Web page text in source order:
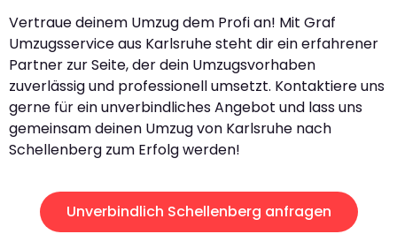
Vertraue deinem Umzug dem Profi an! Mit Graf
Umzugsservice aus Karlsruhe steht dir ein erfahrener
Partner zur Seite, der dein Umzugsvorhaben
zuverlässig und professionell umsetzt. Kontaktiere uns
gerne für ein unverbindliches Angebot und lass uns
gemeinsam deinen Umzug von Karlsruhe nach
Schellenberg zum Erfolg werden!
Unverbindlich Schellenberg anfragen